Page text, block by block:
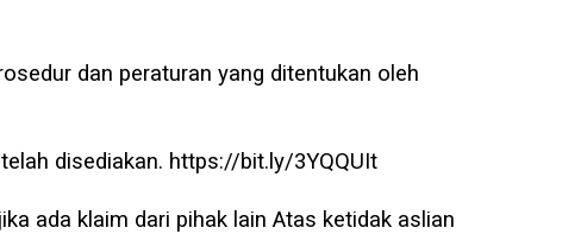
dan peraturan yang ditentukan oleh
disediakan. https://bit.ly/3YQQUIt
ada klaim dari pihak lain Atas ketidak aslian